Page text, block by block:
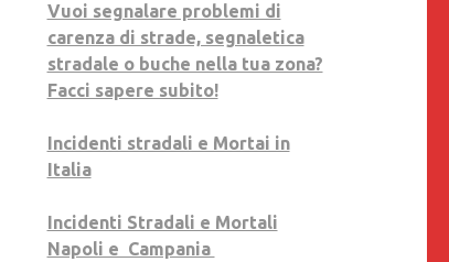
SULL’AUTOSTRADA
PASSANDO
VERONA,
RICEVUTO
CONDANNA
ALL’ERGASTOLO
Vuoi segnalare problemi di
carenza di strade, segnaletica
stradale o buche nella tua zona?
Facci sapere subito!
Incidenti stradali e Mortai in
Italia
Incidenti Stradali e Mortali
Napoli e Campania